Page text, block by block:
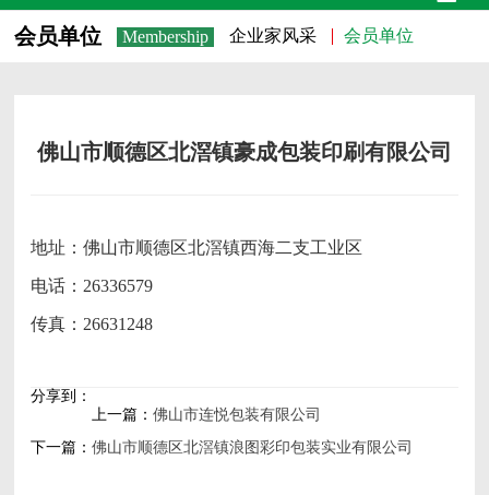
会员单位 Membership 企业家风采 会员单位
佛山市顺德区北滘镇豪成包装印刷有限公司
地址：佛山市顺德区北滘镇西海二支工业区
电话：26336579
传真：26631248
分享到：
上一篇： 佛山市连悦包装有限公司
下一篇： 佛山市顺德区北滘镇浪图彩印包装实业有限公司